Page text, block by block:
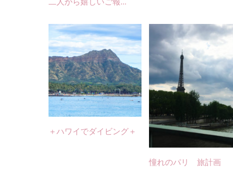
＋ハワイでダイビング＋
憧れのパリ 旅計画